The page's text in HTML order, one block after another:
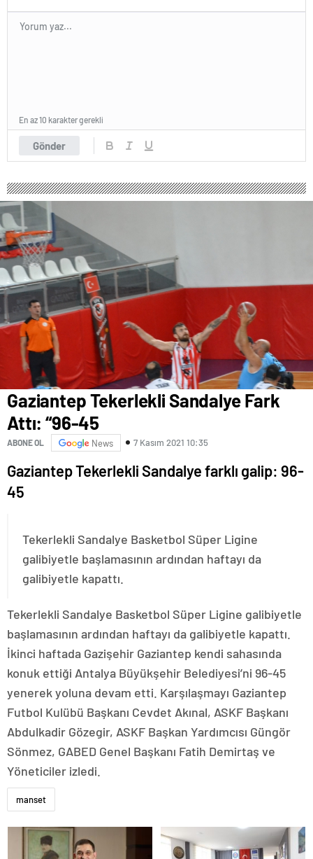
Gönder
En az 10 karakter gerekli
Gaziantep Tekerlekli Sandalye Fark
Attı: “96-45
ABONE OL News 7 Kasım 2021 10:35
Gaziantep Tekerlekli Sandalye farklı galip: 96-
45
Tekerlekli Sandalye Basketbol Süper Ligine
galibiyetle başlamasının ardından haftayı da
galibiyetle kapattı.
Tekerlekli Sandalye Basketbol Süper Ligine galibiyetle
başlamasının ardından haftayı da galibiyetle kapattı.
İkinci haftada Gazişehir Gaziantep kendi sahasında
konuk ettiği Antalya Büyükşehir Belediyesi’ni 96-45
yenerek yoluna devam etti. Karşılaşmayı Gaziantep
Futbol Kulübü Başkanı Cevdet Akınal, ASKF Başkanı
Abdulkadir Gözegir, ASKF Başkan Yardımcısı Güngör
Sönmez, GABED Genel Başkanı Fatih Demirtaş ve
Yöneticiler izledi.
manset